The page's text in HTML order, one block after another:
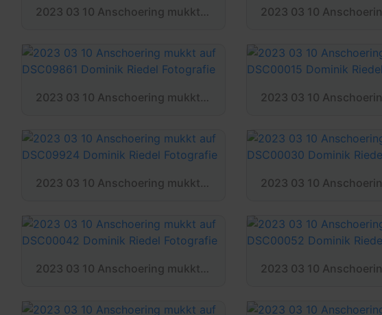
2023 03 10 Anschoering mukkt auf DSC09876 Dominik Riedel Fotografie
2023 03 10 Anschoering mukkt auf DSC09861 Dominik Riedel Fotografie
2023 03 10 Anschoering mukkt auf DSC09924 Dominik Riedel Fotografie
2023 03 10 Anschoering mukkt auf DSC00042 Dominik Riedel Fotografie